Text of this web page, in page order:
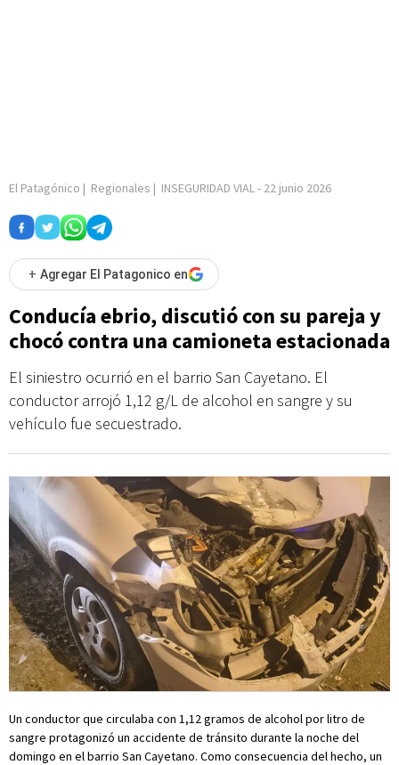
El Patagónico | Regionales | INSEGURIDAD VIAL- 22 junio 2026
+ Agregar El Patagonico en
Conducía ebrio, discutió con su pareja y
chocó contra una camioneta estacionada
El siniestro ocurrió en el barrio San Cayetano. El
conductor arrojó 1,12 g/L de alcohol en sangre y su
vehículo fue secuestrado.
Un conductor que circulaba con 1,12 gramos de alcohol por litro de
sangre protagonizó un accidente de tránsito durante la noche del
domingo en el barrio San Cayetano. Como consecuencia del hecho, un